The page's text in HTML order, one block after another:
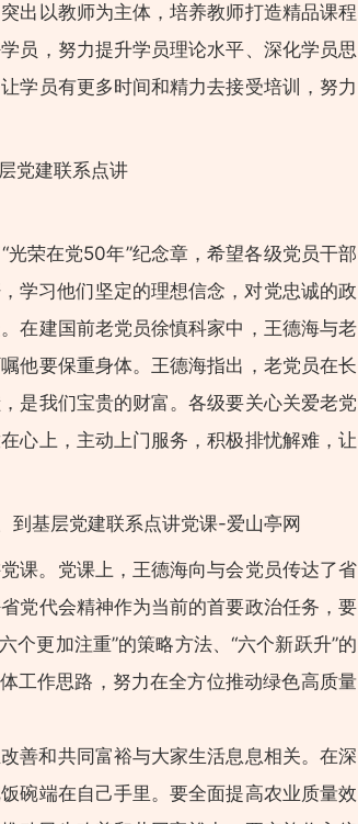
出以教师为主体，培养教师打造精品课程
员，努力提升学员理论水平、深化学员思
学员有更多时间和精力去接受培训，努力
荣在党50年”纪念章，希望各级党员干部
学习他们坚定的理想信念，对党忠诚的政
在建国前老党员徐慎科家中，王德海与老
他要保重身体。王德海指出，老党员在长
是我们宝贵的财富。各级要关心关爱老党
心上，主动上门服务，积极排忧解难，让
课。党课上，王德海向与会党员传达了省
党代会精神作为当前的首要政治任务，要
个更加注重”的策略方法、“六个新跃升”的
工作思路，努力在全方位推动绿色高质量
善和共同富裕与大家生活息息相关。在深
碗端在自己手里。要全面提高农业质量效